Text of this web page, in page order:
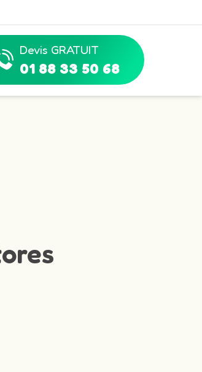
Devis GRATUIT
01 88 33 50 68